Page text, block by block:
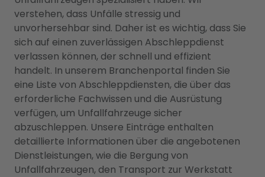
verstehen, dass Unfälle stressig und
unvorhersehbar sind. Daher ist es wichtig, dass Sie
sich auf einen zuverlässigen Abschleppdienst
verlassen können, der schnell und effizient
handelt. In unserem Branchenportal finden Sie
eine Liste von Abschleppdiensten, die über das
erforderliche Fachwissen und die Ausrüstung
verfügen, um Unfallfahrzeuge sicher
abzuschleppen. Unsere Einträge enthalten
detaillierte Informationen über die angebotenen
Dienstleistungen, wie die Bergung von
Unfallfahrzeugen, den Transport zur Werkstatt